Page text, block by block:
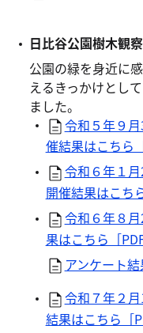
日比谷公園樹木観
公園の緑を身近に
えるきっかけとし
ました。
令和５年９
催結果はこちら
令和６年１
開催結果はこち
令和６年８
果はこちら［
アンケート
令和７年２
結果はこちら［